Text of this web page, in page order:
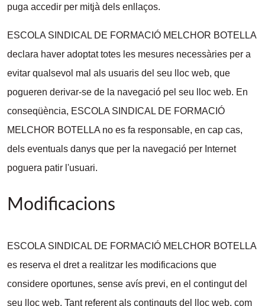
puga accedir per mitjà dels enllaços.
ESCOLA SINDICAL DE FORMACIÓ MELCHOR BOTELLA
declara haver adoptat totes les mesures necessàries per a
evitar qualsevol mal als usuaris del seu lloc web, que
pogueren derivar-se de la navegació pel seu lloc web. En
conseqüència, ESCOLA SINDICAL DE FORMACIÓ
MELCHOR BOTELLA no es fa responsable, en cap cas,
dels eventuals danys que per la navegació per Internet
poguera patir l'usuari.
Modificacions
ESCOLA SINDICAL DE FORMACIÓ MELCHOR BOTELLA
es reserva el dret a realitzar les modificacions que
considere oportunes, sense avís previ, en el contingut del
seu lloc web. Tant referent als continguts del lloc web, com